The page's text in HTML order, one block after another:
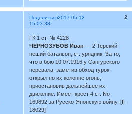
Поделиться 2
2017-05-12
15:03:38
ГК 1 ст. № 4228
ЧЕРНОЗУБОВ Иван — 2 Терский
пеший батальон, ст. урядник. За то,
что в бою 10.07.1916 у Сангурского
перевала, заметив обход турок,
открыл по их колонне огонь,
приостановив дальнейшее их
движение. Имеет крест 4 ст. No
169892 за Русско-Японскую войну. [II-
18029]